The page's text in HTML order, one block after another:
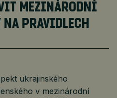
MEZINÁRODNÍ
NA PRAVIDLECH
ukrajinského
v mezinárodní